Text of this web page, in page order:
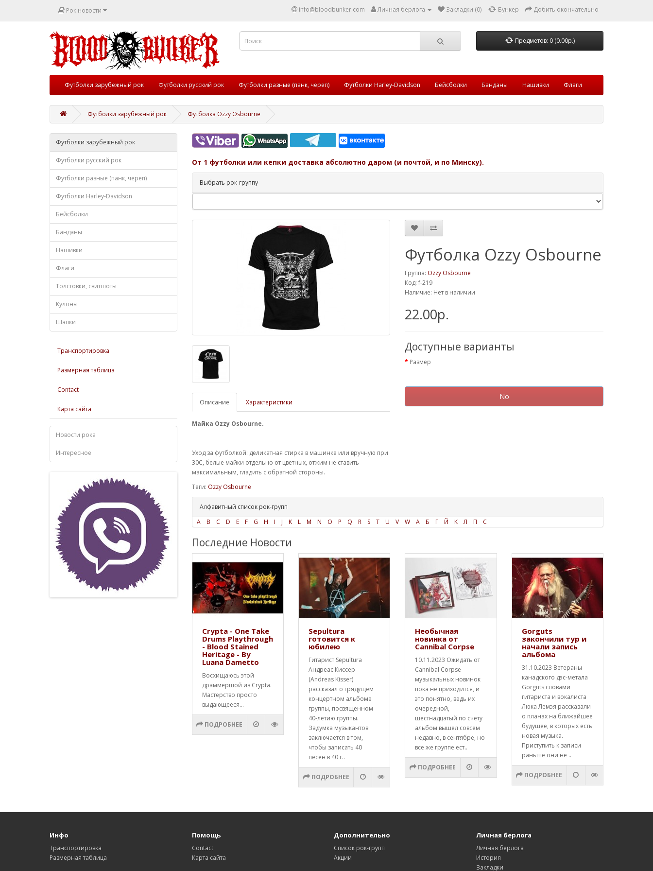
Рок новости info@bloodbunker.com Личная берлога Закладки (0) Бункер Добить окончательно
Предметов: 0 (0.00р.)
Футболки зарубежный рок Футболки русский рок Футболки разные (панк, череп) Футболки Harley-Davidson Бейсболки Банданы Нашивки Флаги
Футболки зарубежный рок Футболка Ozzy Osbourne
Футболки зарубежный рок
Футболки русский рок
Футболки разные (панк, череп)
Футболки Harley-Davidson
Бейсболки
Банданы
Нашивки
Флаги
Толстовки, свитшоты
Кулоны
Шапки
Транспортировка
Размерная таблица
Contact
Карта сайта
Новости рока
Интересное
От 1 футболки или кепки доставка абсолютно даром (и почтой, и по Минску).
Выбрать рок-группу
Описание Характеристики
Майка Ozzy Osbourne.
Уход за футболкой: деликатная стирка в машинке или вручную при
30С, белые майки отдельно от цветных, отжим не ставить
максимальным, гладить с обратной стороны.
Футболка Ozzy Osbourne
Группа: Ozzy Osbourne
Код: f-219
Наличие: Нет в наличии
22.00р.
Доступные варианты
Размер
No
Теги: Ozzy Osbourne
Алфавитный список рок-групп
A
B C D E F G H I J K L M N O P Q R S T U V W А Б Г Й К Л П С
Последние Новости
Crypta - One Take
Drums Playthrough
- Blood Stained
Heritage - By
Luana Dametto
Восхищаюсь этой
драммершой из Crypta.
Мастерство просто
выдающееся...
ПОДРОБНЕЕ
Sepultura
готовится к
юбилею
Гитарист Sepultura
Андреас Киссер
(Andreas Kisser)
рассказал о грядущем
концертном альбоме
группы, посвященном
40-летию группы.
Задумка музыкантов
заключается в том,
чтобы записать 40
песен в 40 г..
ПОДРОБНЕЕ
Необычная
новинка от
Cannibal Corpse
10.11.2023 Ожидать от
Cannibal Corpse
музыкальных новинок
пока не приходится, и
это понятно, ведь их
очередной,
шестнадцатый по счету
альбом вышел совсем
недавно, в сентябре, но
все же группе ест..
ПОДРОБНЕЕ
Gorguts
закончили тур и
начали запись
альбома
31.10.2023 Ветераны
канадского дэс-метала
Gorguts словами
гитариста и вокалиста
Люка Лемэя рассказали
о планах на ближайшее
будущее, в которых есть
новая музыка.
Приступить к записи
раньше они не ..
ПОДРОБНЕЕ
Инфо
Транспортировка
Размерная таблица
Помощь
Contact
Карта сайта
Дополнительно
Список рок-групп
Акции
Личная берлога
Личная берлога
История
Закладки